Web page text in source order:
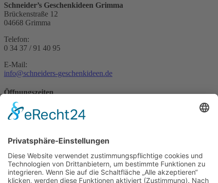
Schneider’s Geschenkideen Grimma
Brückenstraße 12
04668 Grimma
Telefon:
0 34 37 / 91 40 95
E-Mail:
info@schneiders-geschenkideen.de
Öffnungszeiten
Mittwoch – Freitag:
14:00 – 19:00 Uhr
Samstag:
14:00 – 18:00 Uhr
Folgen Sie uns auch auf: